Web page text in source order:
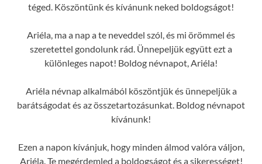
téged. Köszöntünk és kívánunk neked boldogságot!
Ariéla, ma a nap a te neveddel szól, és mi örömmel és
szeretettel gondolunk rád. Ünnepeljük együtt ezt a
különleges napot! Boldog névnapot, Ariéla!
Ariéla névnap alkalmából köszöntjük és ünnepeljük a
barátságodat és az összetartozásunkat. Boldog névnapot
kívánunk!
Ezen a napon kívánjuk, hogy minden álmod valóra váljon,
Ariéla. Te megérdemled a boldogságot és a sikerességet!